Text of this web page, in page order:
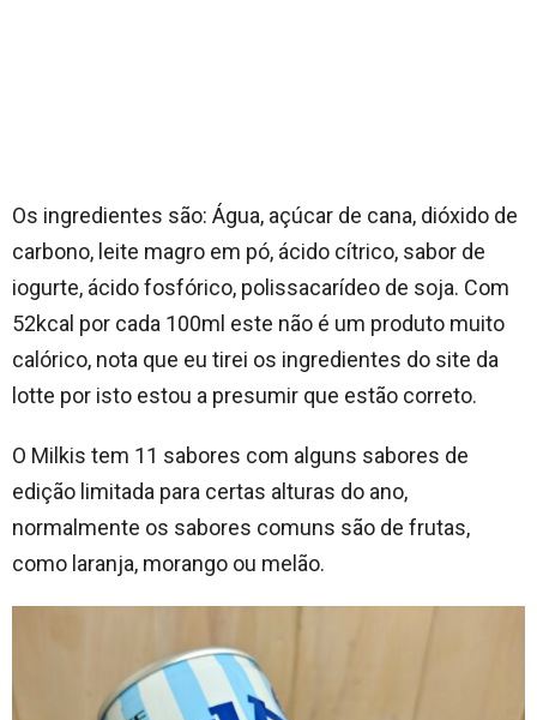
Os ingredientes são: Água, açúcar de cana, dióxido de
carbono, leite magro em pó, ácido cítrico, sabor de
iogurte, ácido fosfórico, polissacarídeo de soja. Com
52kcal por cada 100ml este não é um produto muito
calórico, nota que eu tirei os ingredientes do site da
lotte por isto estou a presumir que estão correto.
O Milkis tem 11 sabores com alguns sabores de
edição limitada para certas alturas do ano,
normalmente os sabores comuns são de frutas,
como laranja, morango ou melão.